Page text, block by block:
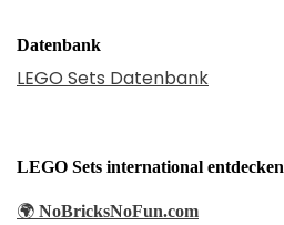
Datenbank
LEGO Sets Datenbank
LEGO Sets international entdecken
🌍 NoBricksNoFun.com